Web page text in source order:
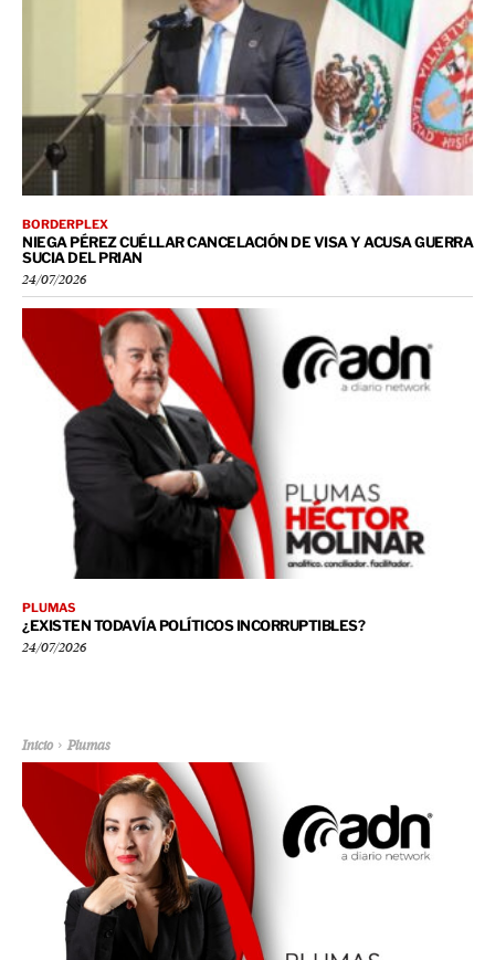
BORDERPLEX
NIEGA PÉREZ CUÉLLAR CANCELACIÓN DE VISA Y ACUSA GUERRA
SUCIA DEL PRIAN
24/07/2026
PLUMAS
¿EXISTEN TODAVÍA POLÍTICOS INCORRUPTIBLES?
24/07/2026